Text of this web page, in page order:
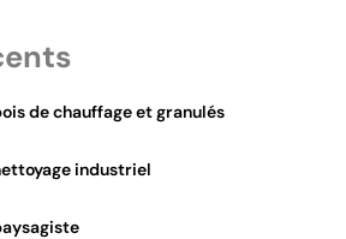
de chauffage et granulés
industriel